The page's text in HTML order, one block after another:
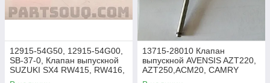
12915-54G50, 12915-54G00,
SB-37-0, Клапан выпускной
SUZUKI SX4 RW415, RW416,
LIANA RH416, GRAND
13715-28010 Клапан
выпускной AVENSIS AZT220,
AZT250,ACM20, CAMRY
ACV30, ACV40, ACV36,